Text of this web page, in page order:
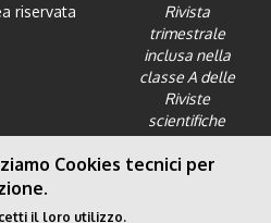
riservata
Rivista
trimestrale
inclusa nella
classe A delle
Riviste
scientifiche
dell'Area 12 -
Scienze giuridiche
Cookies tecnici per
il loro utilizzo.